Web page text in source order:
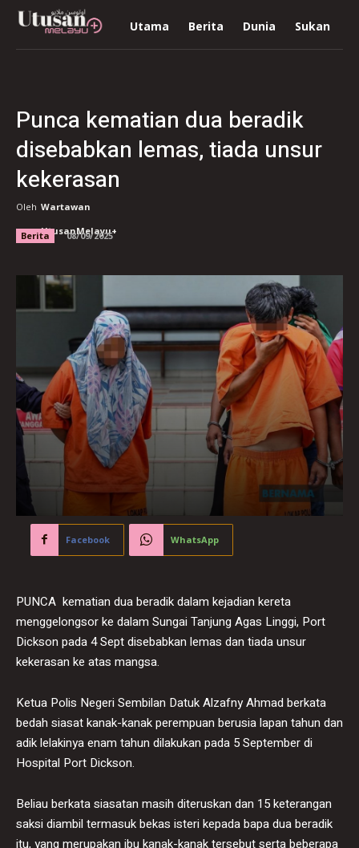
Utama Berita Dunia Sukan
Punca kematian dua beradik
disebabkan lemas, tiada unsur
kekerasan
Oleh Wartawan
UtusanMelayu+
Berita 08/09/2025
Facebook WhatsApp
PUNCA kematian dua beradik dalam kejadian kereta
menggelongsor ke dalam Sungai Tanjung Agas Linggi, Port
Dickson pada 4 Sept disebabkan lemas dan tiada unsur
kekerasan ke atas mangsa.
Ketua Polis Negeri Sembilan Datuk Alzafny Ahmad berkata
bedah siasat kanak-kanak perempuan berusia lapan tahun dan
adik lelakinya enam tahun dilakukan pada 5 September di
Hospital Port Dickson.
Beliau berkata siasatan masih diteruskan dan 15 keterangan
saksi diambil termasuk bekas isteri kepada bapa dua beradik
itu, yang merupakan ibu kanak-kanak tersebut serta beberapa